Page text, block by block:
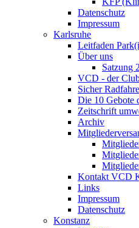
Datenschutz
Impressum
Karlsruhe
Leitfaden
Über uns
Satzung
VCD - der
Sicher
Die 10 Gebote
Zeitschrift
Archiv
Kontakt VCD
Links
Impressum
Datenschutz
Konstanz